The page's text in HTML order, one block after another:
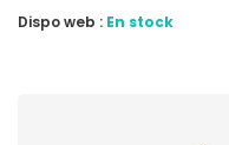
Dispo web : En stock